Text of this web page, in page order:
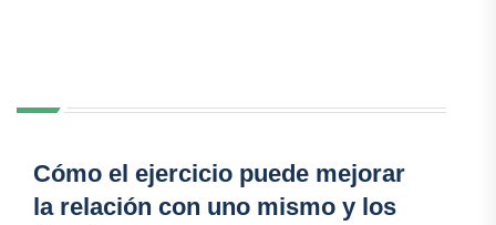
Cómo el ejercicio puede mejorar
la relación con uno mismo y los